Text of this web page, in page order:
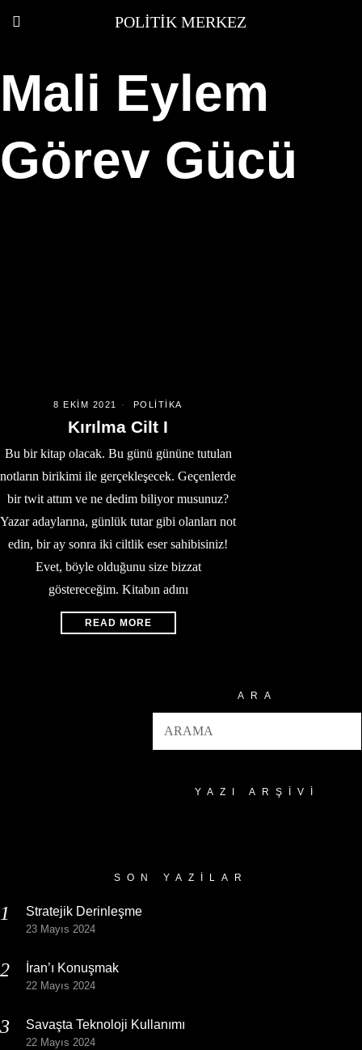
POLITIK MERKEZ
Mali Eylem
Görev Gücü
8 EKIM 2021 POLITIKA
Kırılma Cilt I
Bu bir kitap olacak. Bu günü gününe tutulan
notların birikimi ile gerçekleşecek. Geçenlerde
bir twit attım ve ne dedim biliyor musunuz?
Yazar adaylarına, günlük tutar gibi olanları not
edin, bir ay sonra iki ciltlik eser sahibisiniz!
Evet, böyle olduğunu size bizzat
göstereceğim. Kitabın adını
READ MORE
ARA
YAZI ARŞIVI
SON YAZILAR
Stratejik Derinleşme
23 Mayıs 2024
İran’ı Konuşmak
22 Mayıs 2024
Savaşta Teknoloji Kullanımı
22 Mayıs 2024